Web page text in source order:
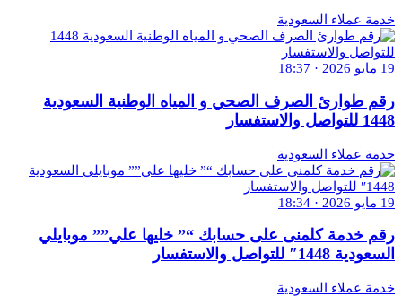
خدمة عملاء السعودية
19 مايو 2026 · 18:37
رقم طوارئ الصرف الصحي و المياه الوطنية السعودية
1448 للتواصل والاستفسار
خدمة عملاء السعودية
19 مايو 2026 · 18:34
رقم خدمة كلمنى على حسابك “” خليها علي”” موبايلي
السعودية 1448″ للتواصل والاستفسار
خدمة عملاء السعودية